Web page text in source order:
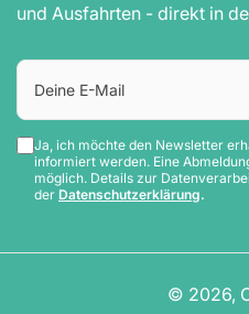
und Ausfahrten - direkt in
Deine
Ja, ich möchte den Newsletter
informiert werden. Eine
möglich. Details zur
der Datenschutzerklärung.
© 2026,